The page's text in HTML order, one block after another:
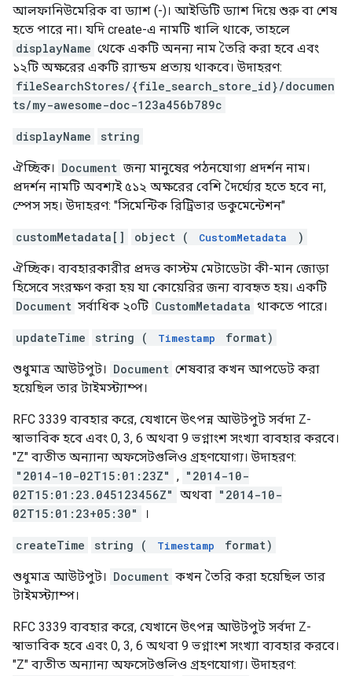
আলফানিউমেরিক বা ড্যাশ (-)। আইডিটি ড্যাশ দিয়ে শুরু বা শেষ
হতে পারে না। যদি create-এ নামটি খালি থাকে, তাহলে
displayName থেকে একটি অনন্য নাম তৈরি করা হবে এবং
১২টি অক্ষরের একটি র‍্যান্ডম প্রত্যয় থাকবে। উদাহরণ:
fileSearchStores/{file_search_store_id}/documen
ts/my-awesome-doc-123a456b789c
displayName string
ঐচ্ছিক। Document জন্য মানুষের পঠনযোগ্য প্রদর্শন নাম।
প্রদর্শন নামটি অবশ্যই ৫১২ অক্ষরের বেশি দৈর্ঘ্যের হতে হবে না,
স্পেস সহ। উদাহরণ: "সিমেন্টিক রিট্রিভার ডকুমেন্টেশন"
customMetadata[] object ( CustomMetadata )
ঐচ্ছিক। ব্যবহারকারীর প্রদত্ত কাস্টম মেটাডেটা কী-মান জোড়া
হিসেবে সংরক্ষণ করা হয় যা কোয়েরির জন্য ব্যবহৃত হয়। একটি
Document সর্বাধিক ২০টি CustomMetadata থাকতে পারে।
updateTime string ( Timestamp format)
শুধুমাত্র আউটপুট। Document শেষবার কখন আপডেট করা
হয়েছিল তার টাইমস্ট্যাম্প।
RFC 3339 ব্যবহার করে, যেখানে উৎপন্ন আউটপুট সর্বদা Z-
স্বাভাবিক হবে এবং 0, 3, 6 অথবা 9 ভগ্নাংশ সংখ্যা ব্যবহার করবে।
"Z" ব্যতীত অন্যান্য অফসেটগুলিও গ্রহণযোগ্য। উদাহরণ:
"2014-10-02T15:01:23Z" , "2014-10-
02T15:01:23.045123456Z" অথবা "2014-10-
02T15:01:23+05:30"
।
createTime string ( Timestamp format)
শুধুমাত্র আউটপুট। Document কখন তৈরি করা হয়েছিল তার
টাইমস্ট্যাম্প।
RFC 3339 ব্যবহার করে, যেখানে উৎপন্ন আউটপুট সর্বদা Z-
স্বাভাবিক হবে এবং 0, 3, 6 অথবা 9 ভগ্নাংশ সংখ্যা ব্যবহার করবে।
"Z" ব্যতীত অন্যান্য অফসেটগুলিও গ্রহণযোগ্য। উদাহরণ: